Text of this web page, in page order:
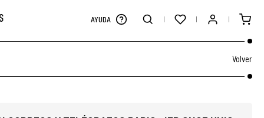
AYUDA
Volver